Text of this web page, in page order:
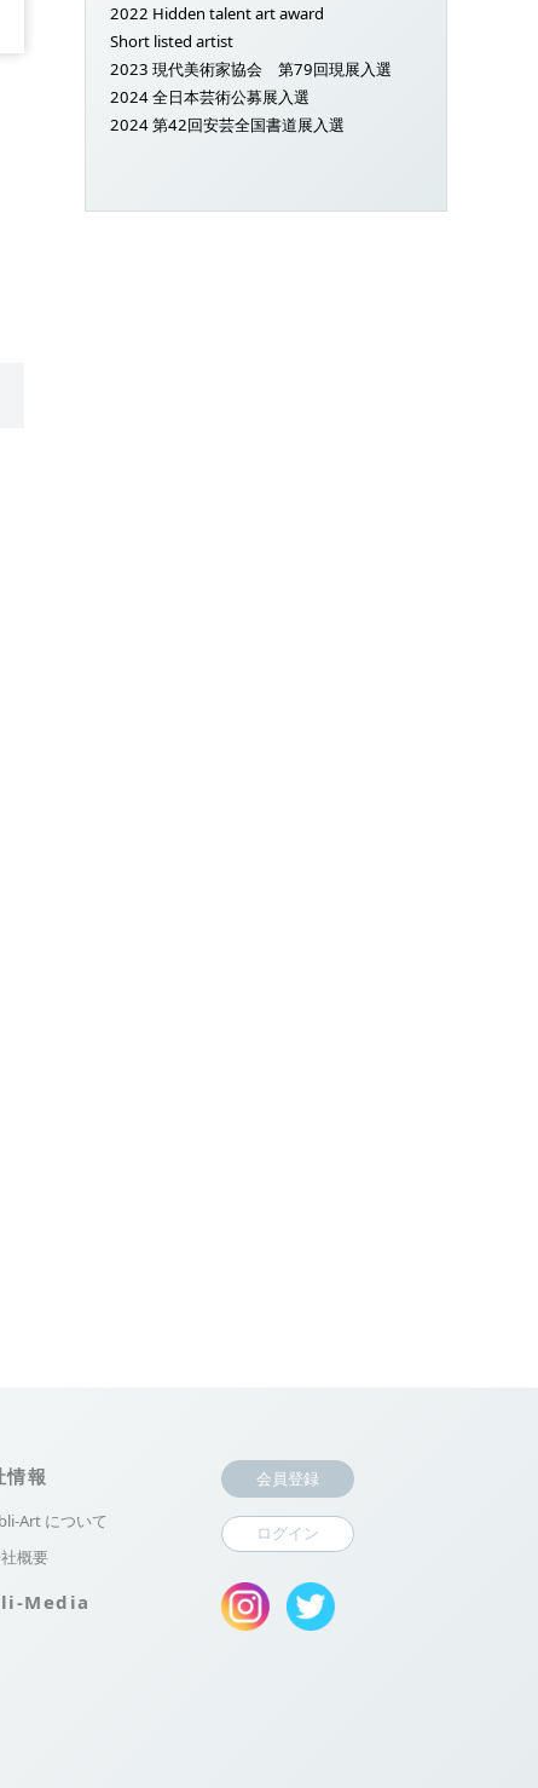
2022 Hidden talent art award
Short listed artist
2023 現代美術家協会 第79回現展入選
2024 全日本芸術公募展入選
2024 第42回安芸全国書道展入選
情報
Art について
概要
Media
会員登録
ログイン